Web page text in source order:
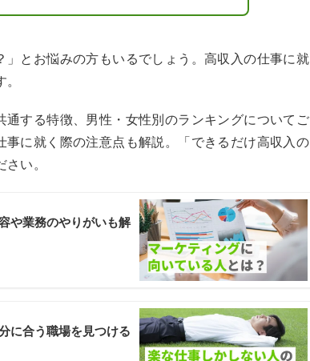
」とお悩みの方もいるでしょう。高収入の仕事に就
する特徴、男性・女性別のランキングについてご
に就く際の注意点も解説。「できるだけ高収入の
い。
や業務のやりがいも解
に合う職場を見つける